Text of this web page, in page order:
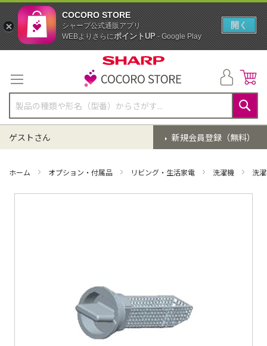
テ
ン
ツ
に
ス
キ
ッ
検
索
新規会員登録（無料）
ゲストさん
ホーム オプション・付属品 リビング・生活家電 洗濯機 洗
COCORO STORE
シャープ公式通販アプリ
WEBよりさらにポイントUP- Google Play
開く